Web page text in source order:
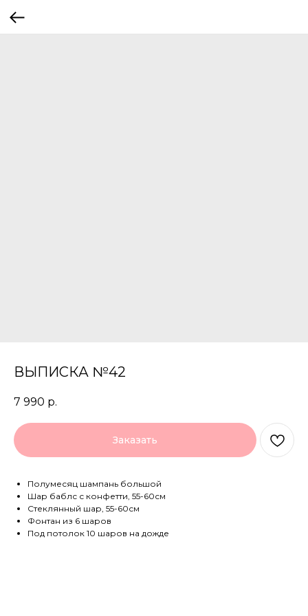
ВЫПИСКА №42
7 990 р.
Заказать
Полумесяц шампань большой
Шар баблс с конфетти, 55-60см
Стеклянный шар, 55-60см
Фонтан из 6 шаров
Под потолок 10 шаров на дожде